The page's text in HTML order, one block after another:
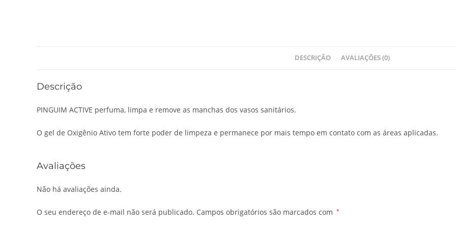
DESCRIÇÃO AVALIAÇÕES (0)
Descrição
PINGUIM ACTIVE perfuma, limpa e remove as manchas dos vasos sanitários.
O gel de Oxigênio Ativo tem forte poder de limpeza e permanece por mais tempo em contato com as áreas aplicadas.
Avaliações
Não há avaliações ainda.
O seu endereço de e-mail não será publicado. Campos obrigatórios são marcados com *